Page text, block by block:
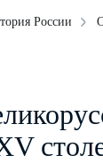
России